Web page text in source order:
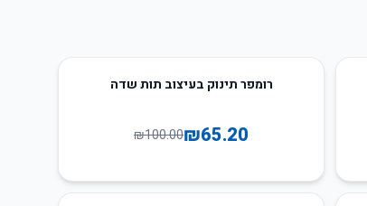
רומפר תינוק בעיצוב תות שדה
₪65.20
₪100.00